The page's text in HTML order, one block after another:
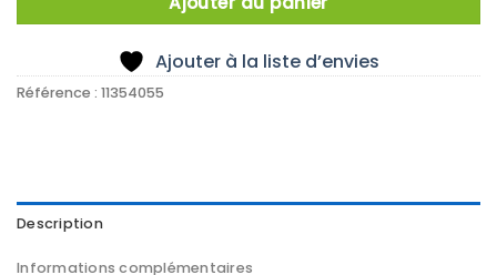
Ajouter à la liste d’envies
Référence : 11354055
Description
Informations complémentaires